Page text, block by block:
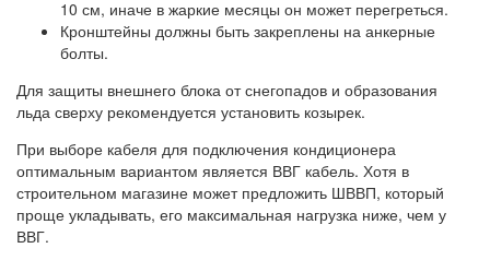
10 см, иначе в жаркие месяцы он может перегреться.
Кронштейны должны быть закреплены на анкерные
болты.
Для защиты внешнего блока от снегопадов и образования
льда сверху рекомендуется установить козырек.
При выборе кабеля для подключения кондиционера
оптимальным вариантом является ВВГ кабель. Хотя в
строительном магазине может предложить ШВВП, который
проще укладывать, его максимальная нагрузка ниже, чем у
ВВГ.